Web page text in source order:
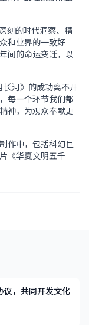
刻的时代洞察、精
和业界的一致好
间的命运变迁，以
河》的成功离不开
每一个环节我们都
神，为观众奉献更
作中，包括科幻巨
《华夏文明五千
议，共同开发文化